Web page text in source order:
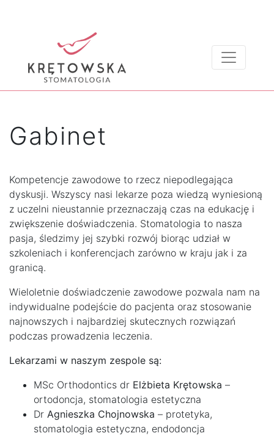
Gabinet
Kompetencje zawodowe to rzecz niepodlegająca
dyskusji. Wszyscy nasi lekarze poza wiedzą wyniesioną
z uczelni nieustannie przeznaczają czas na edukację i
zwiększenie doświadczenia. Stomatologia to nasza
pasja, śledzimy jej szybki rozwój biorąc udział w
szkoleniach i konferencjach zarówno w kraju jak i za
granicą.
Wieloletnie doświadczenie zawodowe pozwala nam na
indywidualne podejście do pacjenta oraz stosowanie
najnowszych i najbardziej skutecznych rozwiązań
podczas prowadzenia leczenia.
Lekarzami w naszym zespole są:
MSc Orthodontics dr Elżbieta Krętowska –
ortodoncja, stomatologia estetyczna
Dr Agnieszka Chojnowska – protetyka,
stomatologia estetyczna, endodoncja